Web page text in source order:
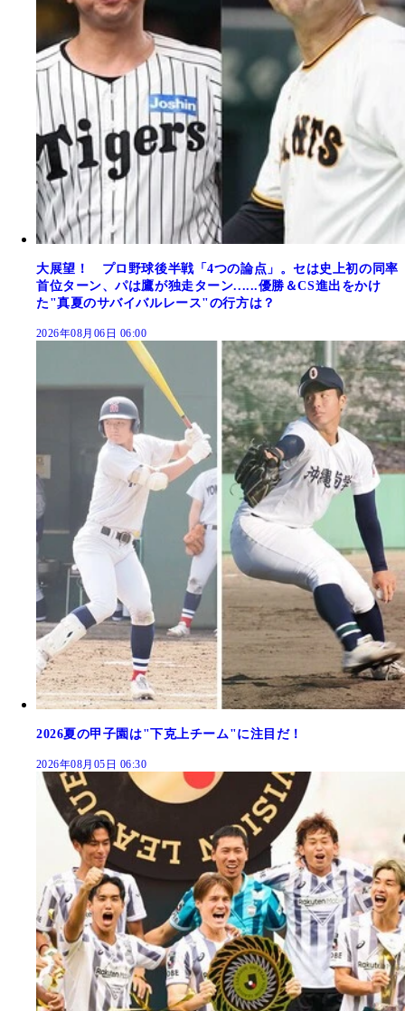
大展望！ プロ野球後半戦「4つの論点」。セは史上初の同率
首位ターン、パは鷹が独走ターン......優勝＆CS進出をかけ
た"真夏のサバイバルレース"の行方は？
2026年08月06日 06:00
2026夏の甲子園は"下克上チーム"に注目だ！
2026年08月05日 06:30